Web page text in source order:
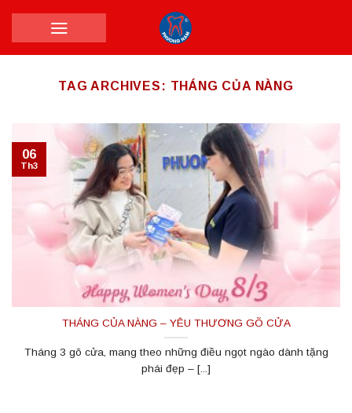
TAG ARCHIVES: THÁNG CỦA NÀNG
THÁNG CỦA NÀNG – YÊU THƯƠNG GÕ CỬA
Tháng 3 gõ cửa, mang theo những điều ngọt ngào dành tặng
phái đẹp – [...]
06
Th3